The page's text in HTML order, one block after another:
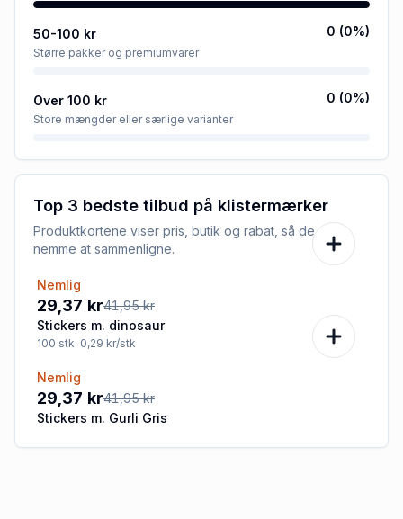
50-100 kr
Større pakker og premiumvarer
0 (0%)
Over 100 kr
Store mængder eller særlige varianter
0 (0%)
Top 3 bedste tilbud på klistermærker
Produktkortene viser pris, butik og rabat, så de er
nemme at sammenligne.
-30%
Nemlig
29,37 kr41,95 kr
Stickers m. dinosaur
100 stk· 0,29 kr/stk
-30%
Nemlig
29,37 kr41,95 kr
Stickers m. Gurli Gris